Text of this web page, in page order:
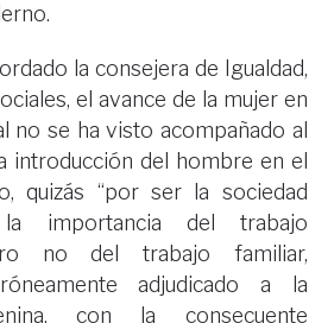
la consejera de Igualdad,
el avance de la mujer en
no se ha visto acompañado al
introducción del hombre en el
quizás “por ser la sociedad
importancia del trabajo
no del trabajo familiar,
adjudicado a la
con la consecuente